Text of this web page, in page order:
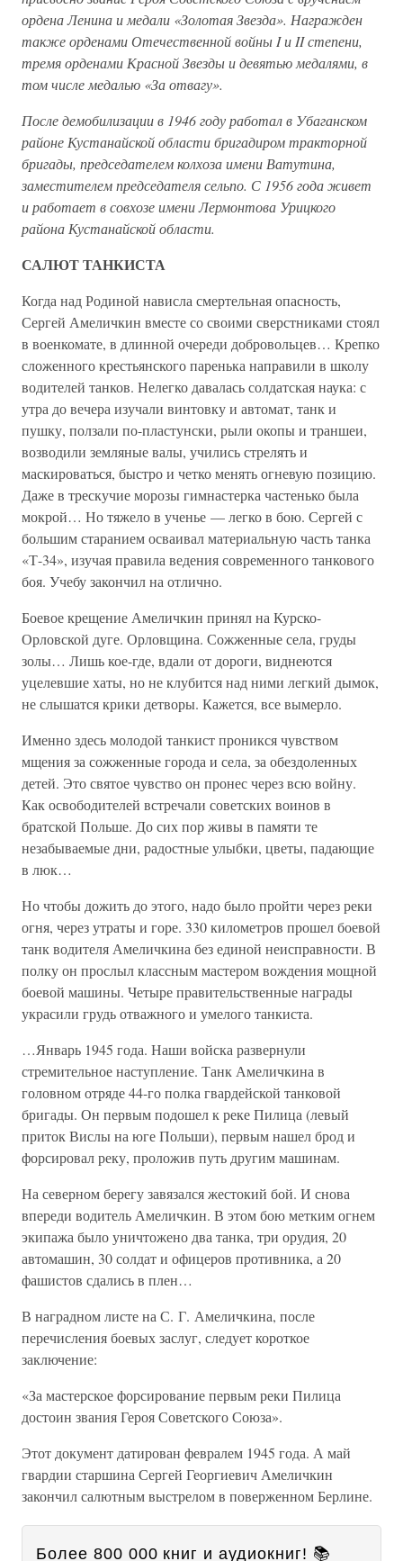
ордена Ленина и медали «Золотая Звезда». Награжден
также орденами Отечественной войны I и II степени,
тремя орденами Красной Звезды и девятью медалями, в
том числе медалью «За отвагу».
После демобилизации в 1946 году работал в Убаганском
районе Кустанайской области бригадиром тракторной
бригады, председателем колхоза имени Ватутина,
заместителем председателя сельпо. С 1956 года живет
и работает в совхозе имени Лермонтова Урицкого
района Кустанайской области.
САЛЮТ ТАНКИСТА
Когда над Родиной нависла смертельная опасность,
Сергей Амеличкин вместе со своими сверстниками стоял
в военкомате, в длинной очереди добровольцев… Крепко
сложенного крестьянского паренька направили в школу
водителей танков. Нелегко давалась солдатская наука: с
утра до вечера изучали винтовку и автомат, танк и
пушку, ползали по-пластунски, рыли окопы и траншеи,
возводили земляные валы, учились стрелять и
маскироваться, быстро и четко менять огневую позицию.
Даже в трескучие морозы гимнастерка частенько была
мокрой… Но тяжело в ученье — легко в бою. Сергей с
большим старанием осваивал материальную часть танка
«Т-34», изучая правила ведения современного танкового
боя. Учебу закончил на отлично.
Боевое крещение Амеличкин принял на Курско-
Орловской дуге. Орловщина. Сожженные села, груды
золы… Лишь кое-где, вдали от дороги, виднеются
уцелевшие хаты, но не клубится над ними легкий дымок,
не слышатся крики детворы. Кажется, все вымерло.
Именно здесь молодой танкист проникся чувством
мщения за сожженные города и села, за обездоленных
детей. Это святое чувство он пронес через всю войну.
Как освободителей встречали советских воинов в
братской Польше. До сих пор живы в памяти те
незабываемые дни, радостные улыбки, цветы, падающие
в люк…
Но чтобы дожить до этого, надо было пройти через реки
огня, через утраты и горе. 330 километров прошел боевой
танк водителя Амеличкина без единой неисправности. В
полку он прослыл классным мастером вождения мощной
боевой машины. Четыре правительственные награды
украсили грудь отважного и умелого танкиста.
…Январь 1945 года. Наши войска развернули
стремительное наступление. Танк Амеличкина в
головном отряде 44-го полка гвардейской танковой
бригады. Он первым подошел к реке Пилица (левый
приток Вислы на юге Польши), первым нашел брод и
форсировал реку, проложив путь другим машинам.
На северном берегу завязался жестокий бой. И снова
впереди водитель Амеличкин. В этом бою метким огнем
экипажа было уничтожено два танка, три орудия, 20
автомашин, 30 солдат и офицеров противника, а 20
фашистов сдались в плен…
В наградном листе на С. Г. Амеличкина, после
перечисления боевых заслуг, следует короткое
заключение:
«За мастерское форсирование первым реки Пилица
достоин звания Героя Советского Союза».
Этот документ датирован февралем 1945 года. А май
гвардии старшина Сергей Георгиевич Амеличкин
закончил салютным выстрелом в поверженном Берлине.
Более 800 000 книг и аудиокниг! 📚